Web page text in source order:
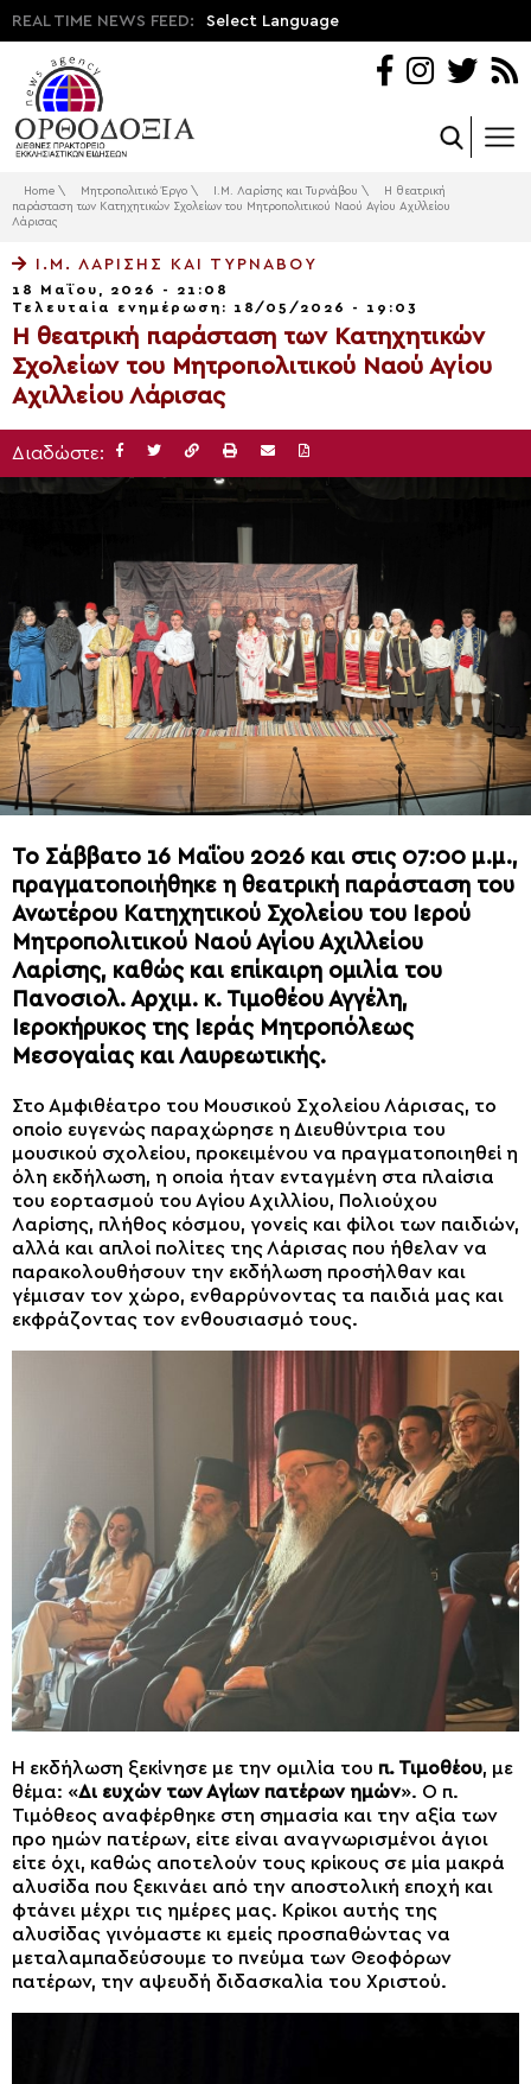
REAL TIME NEWS FEED: Select Language
Home \ Μητροπολιτικό Έργο \ Ι.Μ. Λαρίσης και Τυρνάβου \
Η θεατρική
παράσταση των Kατηχητικών Σχολείων του Μητροπολιτικού Ναού Αγίου Αχιλλείου
Λάρισας
Ι.Μ. ΛΑΡΊΣΗΣ ΚΑΙ ΤΥΡΝΆΒΟΥ
18 Μαΐου, 2026 - 21:08
Τελευταία ενημέρωση: 18/05/2026 - 19:03
Η θεατρική παράσταση των Kατηχητικών
Σχολείων του Μητροπολιτικού Ναού Αγίου
Αχιλλείου Λάρισας
Διαδώστε:
Το Σάββατο 16 Μαΐου 2026 και στις 07:00 μ.μ.,
πραγματοποιήθηκε η θεατρική παράσταση του
Ανωτέρου Κατηχητικού Σχολείου του Ιερού
Μητροπολιτικού Ναού Αγίου Αχιλλείου
Λαρίσης, καθώς και επίκαιρη ομιλία του
Πανοσιολ. Αρχιμ. κ. Τιμοθέου Αγγέλη,
Ιεροκήρυκος της Ιεράς Μητροπόλεως
Μεσογαίας και Λαυρεωτικής.
Στο Αμφιθέατρο του Μουσικού Σχολείου Λάρισας, το
οποίο ευγενώς παραχώρησε η Διευθύντρια του
μουσικού σχολείου, προκειμένου να πραγματοποιηθεί η
όλη εκδήλωση, η οποία ήταν ενταγμένη στα πλαίσια
του εορτασμού του Αγίου Αχιλλίου, Πολιούχου
Λαρίσης, πλήθος κόσμου, γονείς και φίλοι των παιδιών,
αλλά και απλοί πολίτες της Λάρισας που ήθελαν να
παρακολουθήσουν την εκδήλωση προσήλθαν και
γέμισαν τον χώρο, ενθαρρύνοντας τα παιδιά μας και
εκφράζοντας τον ενθουσιασμό τους.
Η εκδήλωση ξεκίνησε με την ομιλία του π. Τιμοθέου, με
θέμα: «Δι ευχών των Αγίων πατέρων ημών». Ο π.
Τιμόθεος αναφέρθηκε στη σημασία και την αξία των
προ ημών πατέρων, είτε είναι αναγνωρισμένοι άγιοι
είτε όχι, καθώς αποτελούν τους κρίκους σε μία μακρά
αλυσίδα που ξεκινάει από την αποστολική εποχή και
φτάνει μέχρι τις ημέρες μας. Κρίκοι αυτής της
αλυσίδας γινόμαστε κι εμείς προσπαθώντας να
μεταλαμπαδεύσουμε το πνεύμα των Θεοφόρων
πατέρων, την αψευδή διδασκαλία του Χριστού.